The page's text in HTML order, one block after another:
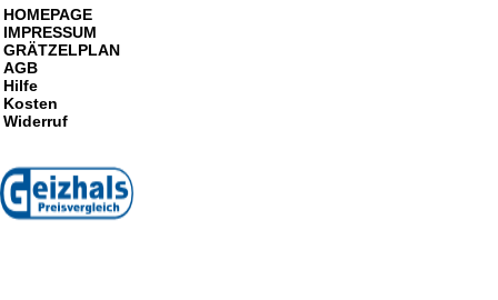
HOMEPAGE
IMPRESSUM
GRÄTZELPLAN
AGB
Hilfe
Kosten
Widerruf